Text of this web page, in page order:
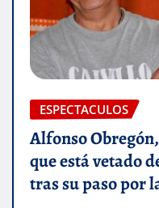
ESPECTACULOS
Alfonso
que está vetado
tras su paso por